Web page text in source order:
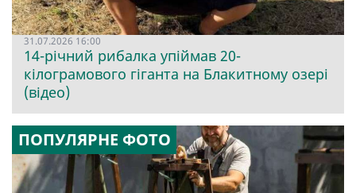
31.07.2026 16:00
14-річний рибалка упіймав 20-
кілограмового гіганта на Блакитному озері
(відео)
ПОПУЛЯРНЕ ФОТО